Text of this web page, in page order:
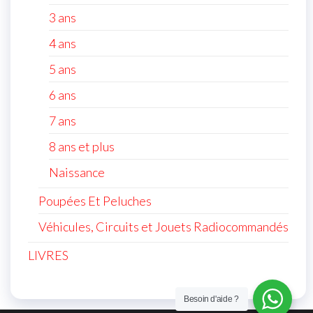
3 ans
4 ans
5 ans
6 ans
7 ans
8 ans et plus
Naissance
Poupées Et Peluches
Véhicules, Circuits et Jouets Radiocommandés
LIVRES
Besoin d'aide ?